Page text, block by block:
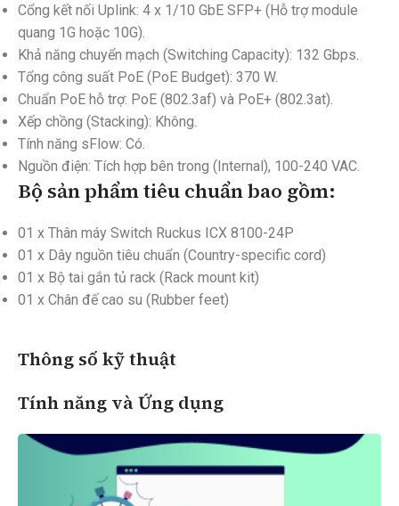
Cổng kết nối Uplink: 4 x 1/10 GbE SFP+ (Hỗ trợ module
quang 1G hoặc 10G).
Khả năng chuyển mạch (Switching Capacity): 132 Gbps.
Tổng công suất PoE (PoE Budget): 370 W.
Chuẩn PoE hỗ trợ: PoE (802.3af) và PoE+ (802.3at).
Xếp chồng (Stacking): Không.
Tính năng sFlow: Có.
Nguồn điện: Tích hợp bên trong (Internal), 100-240 VAC.
Bộ sản phẩm tiêu chuẩn bao gồm:
01 x Thân máy Switch Ruckus ICX 8100-24P
01 x Dây nguồn tiêu chuẩn (Country-specific cord)
01 x Bộ tai gắn tủ rack (Rack mount kit)
01 x Chân đế cao su (Rubber feet)
Thông số kỹ thuật
Tính năng và Ứng dụng